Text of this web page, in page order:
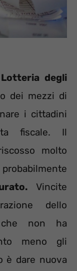
Lotteria degli
dei mezzi di
i cittadini
fiscale. Il
molto
Vincite
dello
che non ha
meno gli
è dare nuova